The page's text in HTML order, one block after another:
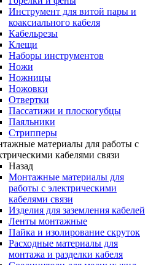
Инструмент для витой пары и
коаксиального кабеля
Кабельрезы
Клещи
Наборы инструментов
Ножи
Ножницы
Ножовки
Отвертки
Пассатижи и плоскогубцы
Паяльники
Стрипперы
материалы для работы с
кабелями связи
Назад
Монтажные материалы для
работы с электрическими
кабелями связи
Изделия для заземления кабелей
Ленты монтажные
Пайка и изолирование скруток
Расходные материалы для
монтажа и разделки кабеля